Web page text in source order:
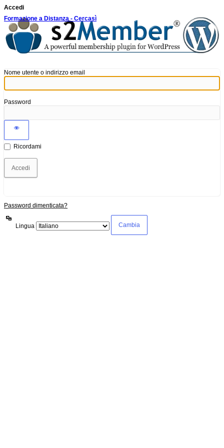
Accedi
Formazione a Distanza - Cercasì
Nome utente o indirizzo email
Password
Ricordami
Password dimenticata?
Lingua